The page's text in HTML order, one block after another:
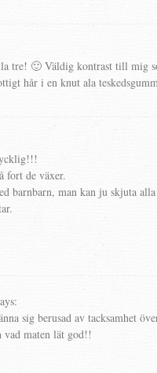
tre! 🙂 Väldig kontrast till mig
hår i en knut ala
fort de växer.
barnbarn, man kan ju skjuta
sig berusad av tacksamhet
vad maten lät god!!